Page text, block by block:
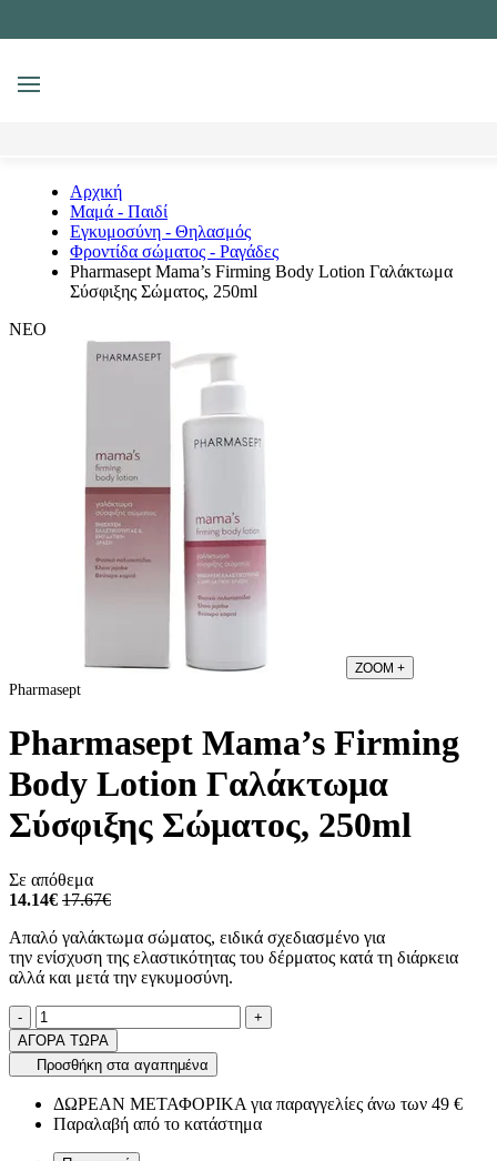
MENU
Αρχική
Μαμά - Παιδί
Εγκυμοσύνη - Θηλασμός
Φροντίδα σώματος - Ραγάδες
Pharmasept Mama’s Firming Body Lotion Γαλάκτωμα
Σύσφιξης Σώματος, 250ml
ΝΕΟ
ZOOM +
Pharmasept
Pharmasept Mama’s Firming
Body Lotion Γαλάκτωμα
Σύσφιξης Σώματος, 250ml
Σε απόθεμα
14.14€ 17.67€
Απαλό γαλάκτωμα σώματος, ειδικά σχεδιασμένο για
την ενίσχυση της ελαστικότητας του δέρματος κατά τη διάρκεια
αλλά και μετά την εγκυμοσύνη.
Ποσότητα
-product.increase.quantity +
ΑΓΟΡΑ ΤΩΡΑ
Προσθήκη στα αγαπημένα
ΔΩΡΕΑΝ ΜΕΤΑΦΟΡΙΚΑ για παραγγελίες άνω των 49 €
Παραλαβή από το κατάστημα